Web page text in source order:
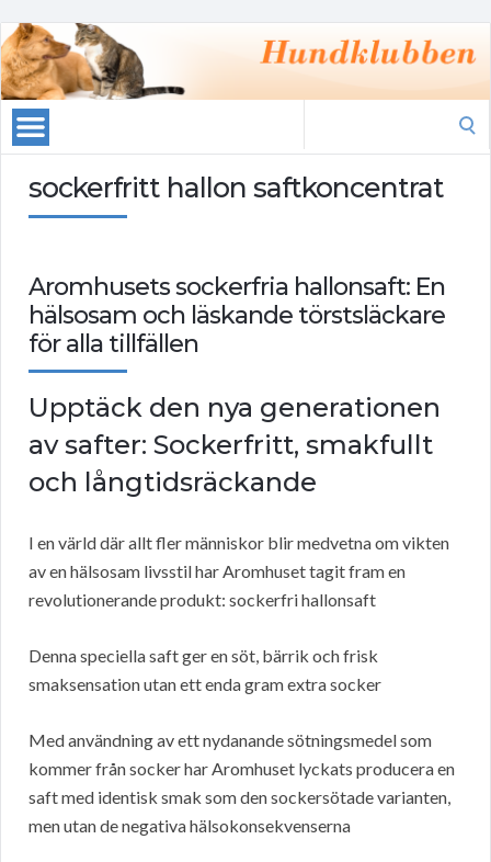
sockerfritt hallon saftkoncentrat
Aromhusets sockerfria hallonsaft: En
hälsosam och läskande törstsläckare
för alla tillfällen
Upptäck den nya generationen
av safter: Sockerfritt, smakfullt
och långtidsräckande
I en värld där allt fler människor blir medvetna om vikten
av en hälsosam livsstil har Aromhuset tagit fram en
revolutionerande produkt: sockerfri hallonsaft
Denna speciella saft ger en söt, bärrik och frisk
smaksensation utan ett enda gram extra socker
Med användning av ett nydanande sötningsmedel som
kommer från socker har Aromhuset lyckats producera en
saft med identisk smak som den sockersötade varianten,
men utan de negativa hälsokonsekvenserna